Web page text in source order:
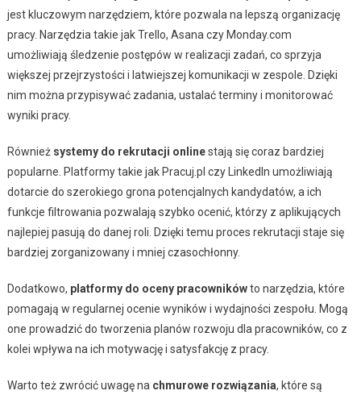
jest kluczowym narzędziem, które pozwala na lepszą organizację
pracy. Narzędzia takie jak Trello, Asana czy Monday.com
umożliwiają śledzenie postępów w realizacji zadań, co sprzyja
większej przejrzystości i latwiejszej komunikacji w zespole. Dzięki
nim można przypisywać zadania, ustalać terminy i monitorować
wyniki pracy.
Również systemy do rekrutacji onlinestają się coraz bardziej
popularne. Platformy takie jak Pracuj.pl czy LinkedIn umożliwiają
dotarcie do szerokiego grona potencjalnych kandydatów, a ich
funkcje filtrowania pozwalają szybko ocenić, którzy z aplikujących
najlepiej pasują do danej roli. Dzięki temu proces rekrutacji staje się
bardziej zorganizowany i mniej czasochłonny.
Dodatkowo, platformy do oceny pracownikówto narzędzia, które
pomagają w regularnej ocenie wyników i wydajności zespołu. Mogą
one prowadzić do tworzenia planów rozwoju dla pracowników, co z
kolei wpływa na ich motywację i satysfakcję z pracy.
Warto też zwrócić uwagę na chmurowe rozwiązania, które są